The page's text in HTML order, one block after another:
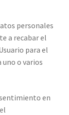
personales
a recabar el
para el
o varios
en